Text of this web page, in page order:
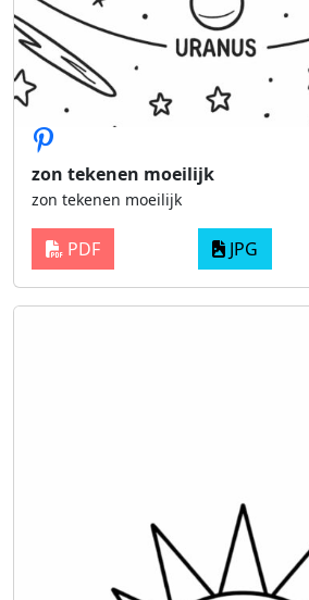
zon tekenen moeilijk
zon tekenen moeilijk
PDF JPG